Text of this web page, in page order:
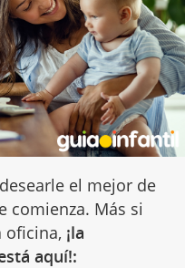
el mejor de
comienza. Más si
oficina, ¡la
aquí!: